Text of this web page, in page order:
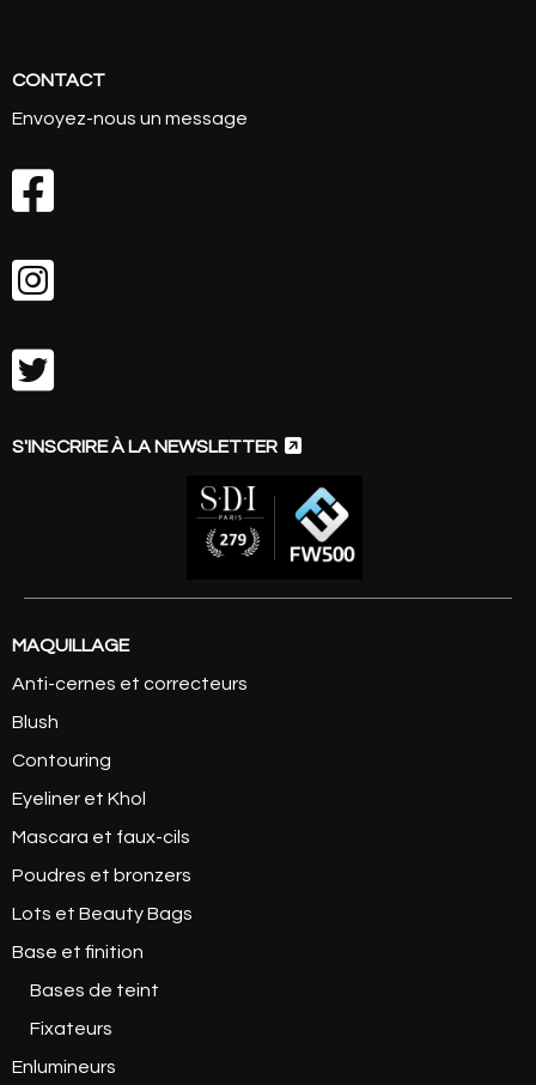
CONTACT
Envoyez-nous un message



S'INSCRIRE À LA NEWSLETTER 
MAQUILLAGE
Anti-cernes et correcteurs
Blush
Contouring
Eyeliner et Khol
Mascara et faux-cils
Poudres et bronzers
Lots et Beauty Bags
Base et finition
Bases de teint
Fixateurs
Enlumineurs